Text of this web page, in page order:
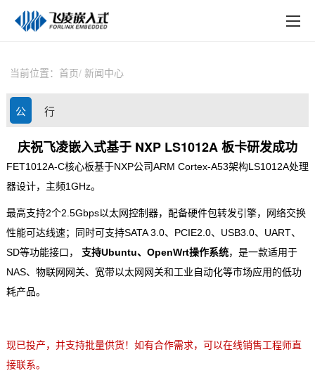
技术与支持
在线文档
方案定制
关于飞凌
天猫商城
淘宝商城
技术论坛
在线购买
当前位置： 首页 新闻中心
公
司
动
行
业
资
庆祝飞凌嵌入式基于 NXP LS1012A 板卡研发成功
FET1012A-C核心板基于NXP公司ARM Cortex-A53架构LS1012A处理
器设计，主频1GHz。
最高支持2个2.5Gbps以太网控制器，配备硬件包转发引擎，网络交换
性能可达线速；同时可支持SATA 3.0、PCIE2.0、USB3.0、UART、
SD等功能接口， 支持Ubuntu、OpenWrt操作系统，是一款适用于
NAS、 物联网网关、宽带以太网网关和工业自动化等市场应用的低功
耗产品。
现已投产，并支持批量供货！如有合作需求，可以在线销售工程师直
接联系。